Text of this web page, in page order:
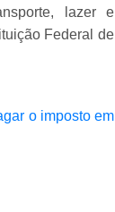
lazer e
Federal de
o imposto em